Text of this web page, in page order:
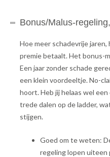
Bonus/Malus-
Hoe meer schadevrije jaren,
premie betaalt. Het bonus-
Een jaar zonder schade
een klein voordeeltje. No-
hoort. Heb jij helaas wel
trede dalen op de ladder,
stijgen.
Goed om te weten:
regeling lopen uiteen